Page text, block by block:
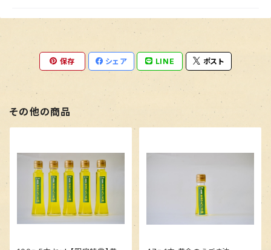
保存 シェア LINE ポスト
その他の商品